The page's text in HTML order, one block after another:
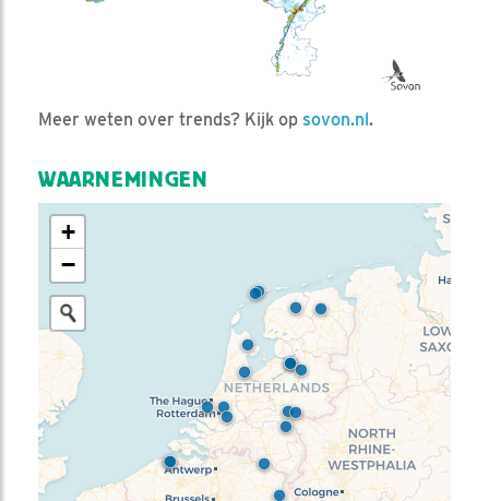
Meer weten over trends? Kijk op sovon.nl.
WAARNEMINGEN
+
−